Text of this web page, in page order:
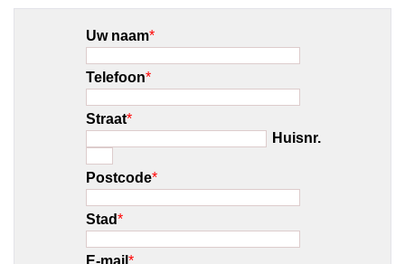
Uw naam*
Telefoon*
Straat*
Huisnr.
Postcode*
Stad*
E-mail *